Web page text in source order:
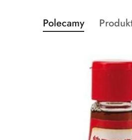
Pomiń karuzelę produktów
Produkty
o
Polecamy